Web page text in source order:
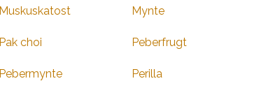
Muskuskatost Mynte
Pak choi Peberfrugt
Pebermynte Perilla